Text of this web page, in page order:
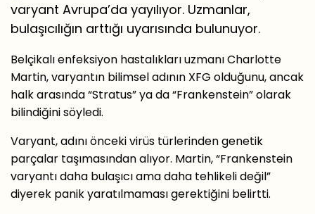
varyant Avrupa’da yayılıyor. Uzmanlar,
bulaşıcılığın arttığı uyarısında bulunuyor.
Belçikalı enfeksiyon hastalıkları uzmanı Charlotte
Martin, varyantın bilimsel adının XFG olduğunu, ancak
halk arasında “Stratus” ya da “Frankenstein” olarak
bilindiğini söyledi.
Varyant, adını önceki virüs türlerinden genetik
parçalar taşımasından alıyor. Martin, “Frankenstein
varyantı daha bulaşıcı ama daha tehlikeli değil”
diyerek panik yaratılmaması gerektiğini belirtti.